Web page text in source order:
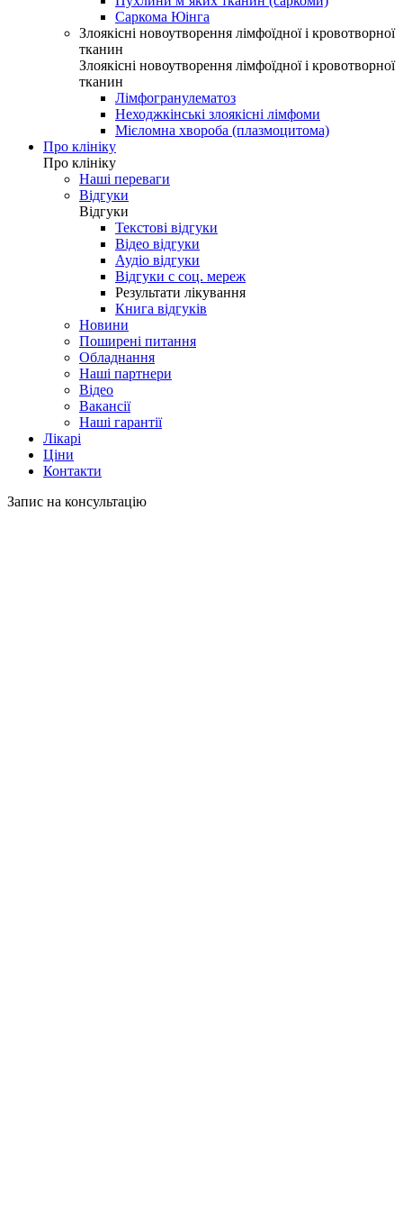
Саркома Юінга
Злоякісні новоутворення лімфоїдної і кровотворної
тканин
Злоякісні новоутворення лімфоїдної і кровотворної
тканин
Лімфогранулематоз
Неходжкінські злоякісні лімфоми
Мієломна хвороба (плазмоцитома)
Про клініку
Про клініку
Наші переваги
Відгуки
Відгуки
Текстові відгуки
Відео відгуки
Аудіо відгуки
Відгуки с соц. мереж
Результати лікування
Книга відгуків
Новини
Поширені питання
Обладнання
Наші партнери
Відео
Вакансії
Наші гарантії
Лікарі
Ціни
Контакти
Запис на консультацію